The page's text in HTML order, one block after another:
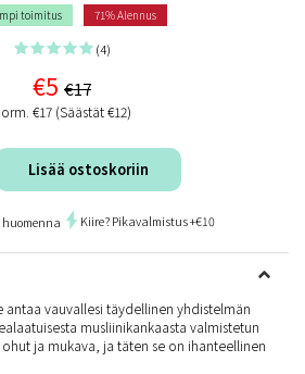
toimitus 71% Alennus
(4)
€5 €17
€17 (Säästät €12)
Lisää ostoskoriin
Kiire? Pikavalmistus +€10
vauvallesi täydellinen yhdistelmän
musliinikankaasta valmistetun
ja mukava, ja täten se on ihanteellinen